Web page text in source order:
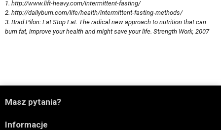
1. http://www.lift-heavy.com/intermittent-fasting/
2. http://dailyburn.com/life/health/intermittent-fasting-methods/
3. Brad Pilon: Eat Stop Eat. The radical new approach to nutrition that can
burn fat, improve your health and might save your life. Strength Work, 2007
Masz pytania?
Informacje